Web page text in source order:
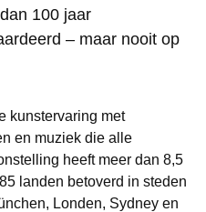
100 jaar
– maar nooit op
kunstervaring met
en muziek die alle
heeft meer dan 8,5
landen betoverd in steden
Londen, Sydney en